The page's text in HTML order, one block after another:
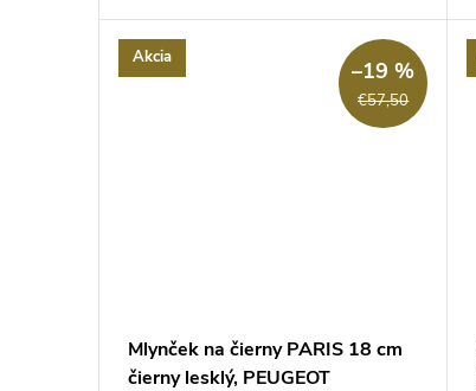
Akcia
€57,50
–19 %
Mlynček na čierny PARIS 18 cm
čierny lesklý, PEUGEOT